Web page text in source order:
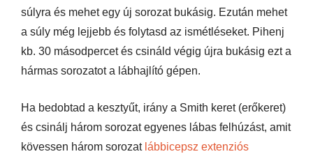
súlyra és mehet egy új sorozat bukásig. Ezután mehet
a súly még lejjebb és folytasd az ismétléseket. Pihenj
kb. 30 másodpercet és csináld végig újra bukásig ezt a
hármas sorozatot a lábhajlító gépen.
Ha bedobtad a kesztyűt, irány a Smith keret (erőkeret)
és csinálj három sorozat egyenes lábas felhúzást, amit
kövessen három sorozat lábbicepsz extenziós